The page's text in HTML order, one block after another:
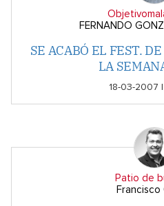
FERNANDO
SE ACABÓ EL FEST.
LA
18-03-2007 |
Patio de
Francisco